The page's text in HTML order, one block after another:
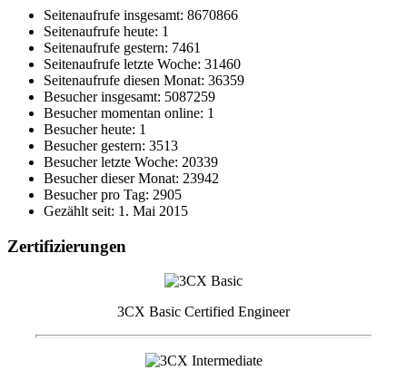
Seitenaufrufe insgesamt: 8670866
Seitenaufrufe heute: 1
Seitenaufrufe gestern: 7461
Seitenaufrufe letzte Woche: 31460
Seitenaufrufe diesen Monat: 36359
Besucher insgesamt: 5087259
Besucher momentan online: 1
Besucher heute: 1
Besucher gestern: 3513
Besucher letzte Woche: 20339
Besucher dieser Monat: 23942
Besucher pro Tag: 2905
Gezählt seit: 1. Mai 2015
Zertifizierungen
3CX Basic Certified Engineer